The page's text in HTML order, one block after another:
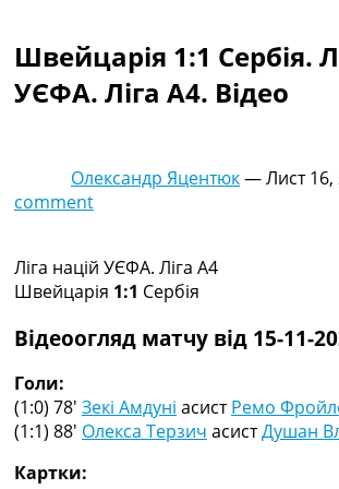
Турніри
Чемпіонат Світу
Україна. Прем’єр-Ліга
Іспанія. Ла Ліга
Чемпіонат Світу. Турнирні
Таблиця УПЛ
Перша Ліга
Таблиця АПЛ
Таблиця Ла Ліги
Всі таблиці >>>
Рейтинги
Швейцарія 1:1 Сербія.
УЄФА. Ліга A4. Відео
Олександр Яцентюк—Лист 16,
comment
Ліга націй УЄФА. Ліга A4
Швейцарія 1:1 Сербія
Відеоогляд матчу від 15-11-
Голи:
(1:0) 78′ Зекі Амдуні асистРемо
(1:1) 88′ Олекса Терзич асистДушан
Картки: